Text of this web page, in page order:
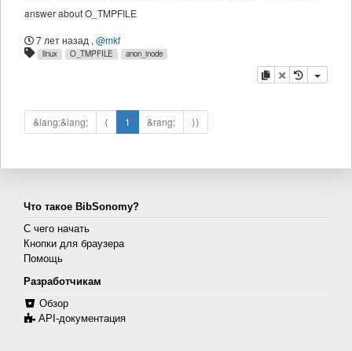
answer about O_TMPFILE
7 лет назад , @mkf
linux O_TMPFILE anon_inode
копировать
удалить
&lang;&lang; ⟨ 1 &rang; ⟩⟩
Что такое BibSonomy?
С чего начать
Кнопки для браузера
Помощь
Разработчикам
Обзор
API-документация